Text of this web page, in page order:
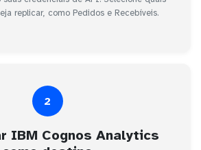
replicar, como Pedidos e Recebíveis.
2
IBM Cognos Analytics